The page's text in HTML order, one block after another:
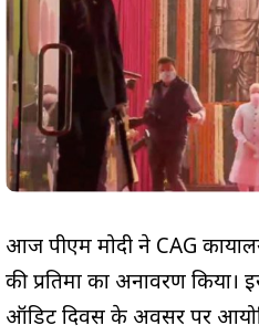
आज पीएम मोदी ने CAG
की प्रतिमा का अनावरण किया।
ऑडिट दिवस के अवसर पर